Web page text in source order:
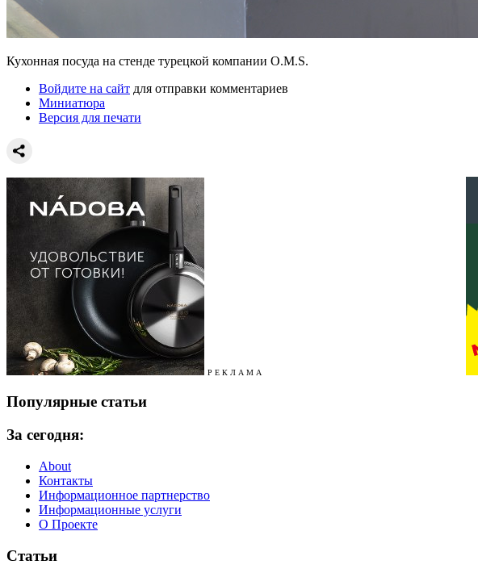
Кухонная посуда на стенде турецкой компании O.M.S.
Войдите на сайт для отправки комментариев
Миниатюра
Версия для печати
Р Е К Л А М А
Популярные статьи
За сегодня:
About
Контакты
Информационное партнерство
Информационные услуги
О Проекте
Статьи